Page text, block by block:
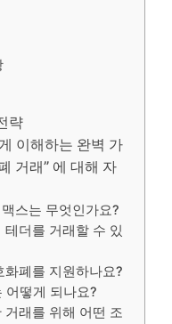
략
이해하는 완벽 가
거래” 에 대해 자
스는 무엇인가요?
더를 거래할 수 있
화폐를 지원하나요?
어떻게 되나요?
거래를 위해 어떤 조